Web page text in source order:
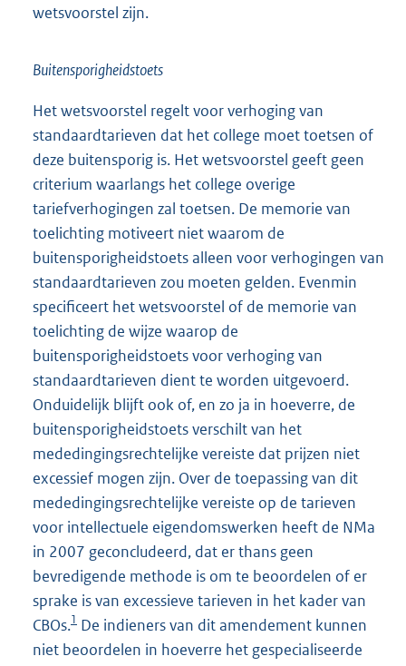
wetsvoorstel zijn.
Buitensporigheidstoets
Het wetsvoorstel regelt voor verhoging van
standaardtarieven dat het college moet toetsen of
deze buitensporig is. Het wetsvoorstel geeft geen
criterium waarlangs het college overige
tariefverhogingen zal toetsen. De memorie van
toelichting motiveert niet waarom de
buitensporigheidstoets alleen voor verhogingen van
standaardtarieven zou moeten gelden. Evenmin
specificeert het wetsvoorstel of de memorie van
toelichting de wijze waarop de
buitensporigheidstoets voor verhoging van
standaardtarieven dient te worden uitgevoerd.
Onduidelijk blijft ook of, en zo ja in hoeverre, de
buitensporigheidstoets verschilt van het
mededingingsrechtelijke vereiste dat prijzen niet
excessief mogen zijn. Over de toepassing van dit
mededingingsrechtelijke vereiste op de tarieven
voor intellectuele eigendomswerken heeft de NMa
in 2007 geconcludeerd, dat er thans geen
bevredigende methode is om te beoordelen of er
sprake is van excessieve tarieven in het kader van
CBOs.1 De indieners van dit amendement kunnen
niet beoordelen in hoeverre het gespecialiseerde